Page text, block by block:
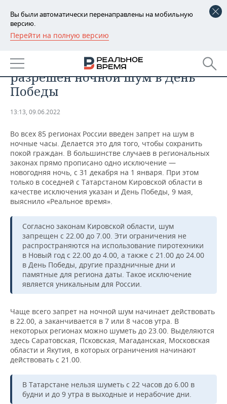
Вы были автоматически перенаправлены на мобильную
версию.
Перейти на полную версию
РЕГИОНЫ
БАШКОРТОСТАН
ТАТАРСТАН
НОВОСТИ
АНАЛИТИКА
ДЕКЛАРАЦИИ О ДОХОДАХ
КОРОЛИ ГОСЗАКАЗА ПФО
ВУЗЫ ТАТАРСТАНА
КОМУ ПРИНАДЛЕЖАТ
ТОРГОВЫЕ ЦЕНТРЫ
ТАТАРСТАНА
НОВОСТИ ЭКОНОМИКИ
ФИНАНСЫ
БАНКИ
БЮДЖЕТ
ИНВЕСТИЦИИ
ПРОМЫШЛЕННОСТЬ
НОВОСТИ
ПРОМЫШЛЕННОСТИ
АГРОПРОМ
МАШИНОСТРОЕНИЕ
НЕФТЕХИМИЯ
НЕФТЬ
ОПК
НЕДВИЖИМОСТЬ
НОВОСТИ НЕДВИЖИМОСТИ
АВТО
НОВОСТИ АВТО
БИЗНЕС
НОВОСТИ БИЗНЕСА
РОЗНИЧНАЯ ТОРГОВЛЯ
ТРАНСПОРТ
УСЛУГИ
ТЕХНОЛОГИИ
НОВОСТИ ТЕХНОЛОГИЙ
МЕДИА
ТЕЛЕКОММУНИКАЦИИ
МЕРОПРИЯТИЯ
НОВОСТИ МЕРОПРИЯТИЙ
ВЫЕЗДНАЯ РЕДАКЦИЯ
БИЗНЕС-БРАНЧИ
ONLINE-КОНФЕРЕНЦИИ
ОТКРЫТАЯ ЛЕКЦИЯ
СПОРТ
НОВОСТИ СПОРТА
ФУТБОЛ
ХОККЕЙ
БАСКЕТБОЛ
ВОЛЕЙБОЛ
ОБЩЕСТВО
НОВОСТИ ОБЩЕСТВА
ВЛАСТЬ
ИНФРАСТРУКТУРА
ИСТОРИЯ
ФОТОГАЛЕРЕЯ
СЮЖЕТЫ
СПРАВОЧНИК
СПИСОК ПЕРСОН
ПОЛНАЯ ВЕРСИЯ
Только в одном регионе России
разрешен ночной шум в День
Победы
13:13, 09.06.2022
Во всех 85 регионах России введен запрет на шум в
ночные часы. Делается это для того, чтобы сохранить
покой граждан. В большинстве случаев в региональных
законах прямо прописано одно исключение —
новогодняя ночь, с 31 декабря на 1 января. При этом
только в соседней с Татарстаном Кировской области в
качестве исключения указан и День Победы, 9 мая,
выяснило «Реальное время».
Согласно законам Кировской области, шум
запрещен с 22.00 до 7.00. Эти ограничения не
распространяются на использование пиротехники
в Новый год с 22.00 до 4.00, а также с 21.00 до 24.00
в День Победы, другие праздничные дни и
памятные для региона даты. Такое исключение
является уникальным для России.
Чаще всего запрет на ночной шум начинает действовать
в 22.00, а заканчивается в 7 или 8 часов утра. В
некоторых регионах можно шуметь до 23.00. Выделяются
здесь Саратовская, Псковская, Магаданская, Московская
области и Якутия, в которых ограничения начинают
действовать с 21.00.
В Татарстане нельзя шуметь с 22 часов до 6.00 в
будни и до 9 утра в выходные и нерабочие дни.